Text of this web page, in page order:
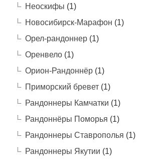
Неоскифы (1)
Новосибирск-Марафон (1)
Орел-рандоннер(1)
Оренвело(1)
Орион-Рандоннёр(1)
Приморский бревет(1)
Рандоннеры Камчатки (1)
Рандоннёры Поморья (1)
Рандоннеры Ставрополья (1)
Рандоннеры Якутии (1)